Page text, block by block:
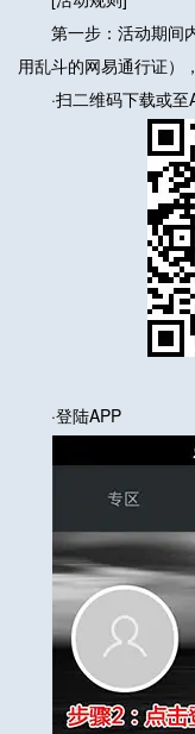
第一步：活动期间内
用乱斗的网易通行证）
·扫二维码下载或至
·登陆APP